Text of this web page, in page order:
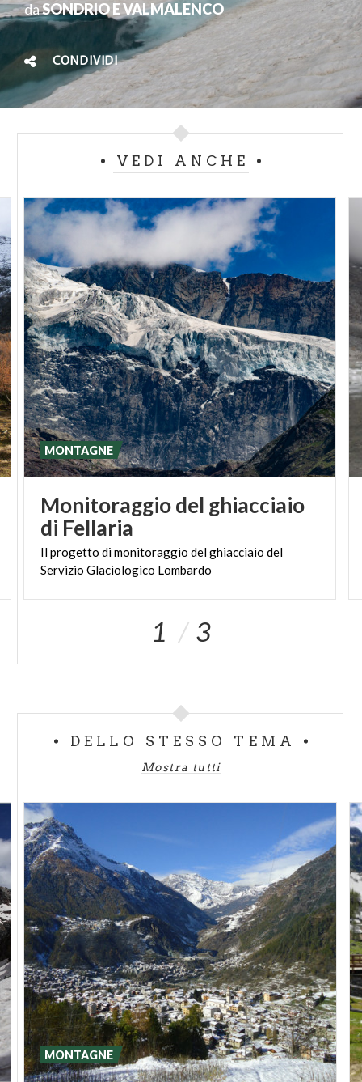
daSONDRIO E VALMALENCO
CONDIVIDI
VEDI ANCHE
Monitoraggio del ghiacciaio
di Fellaria
Ilprogetto dimonitoraggio delghiacciaio del
Servizio Glaciologico Lombardo
MONTAGNE
1 3
DELLO STESSO TEMA
Mostra tutti
MONTAGNE